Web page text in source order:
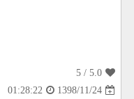
5.0
/ 5
1398/11/24
01:28:22